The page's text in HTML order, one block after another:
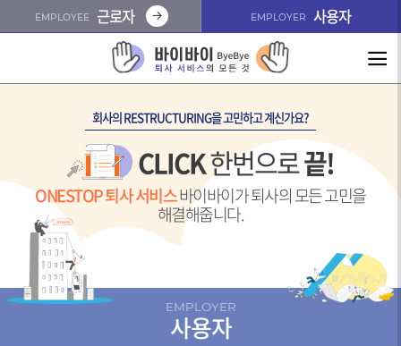
EMPLOYEE 근로자 EMPLOYER 사용자
회사의 RESTRUCTURING을 고민하고 계신가요?
CLICK한번으로끝!
ONESTOP 퇴사 서비스바이바이가 퇴사의 모든 고민을
해결해줍니다.
EMPLOYER
사용자